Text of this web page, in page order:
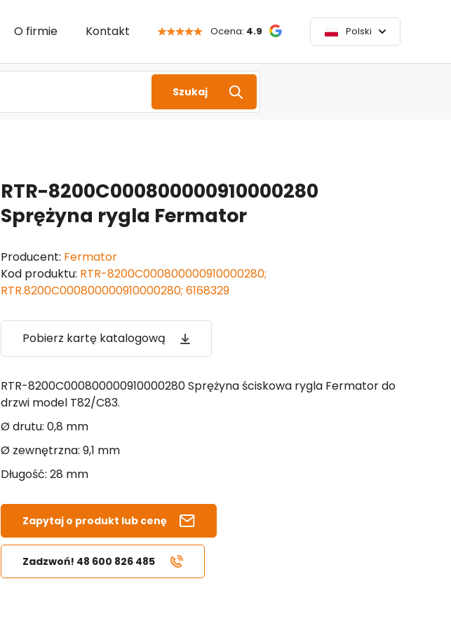
O firmie Kontakt Ocena: 4.9 Polski
Szukaj
RTR-8200C000800000910000280
Sprężyna rygla Fermator
Producent: Fermator
Kod produktu: RTR-8200C000800000910000280;
RTR.8200C000800000910000280; 6168329
Pobierz kartę katalogową
RTR-8200C000800000910000280 Sprężyna ściskowa rygla Fermator do
drzwi model T82/C83.
Ø drutu: 0,8 mm
Ø zewnętrzna: 9,1 mm
Długość: 28 mm
Zapytaj o produkt lub cenę
Zadzwoń! 48 600 826 485